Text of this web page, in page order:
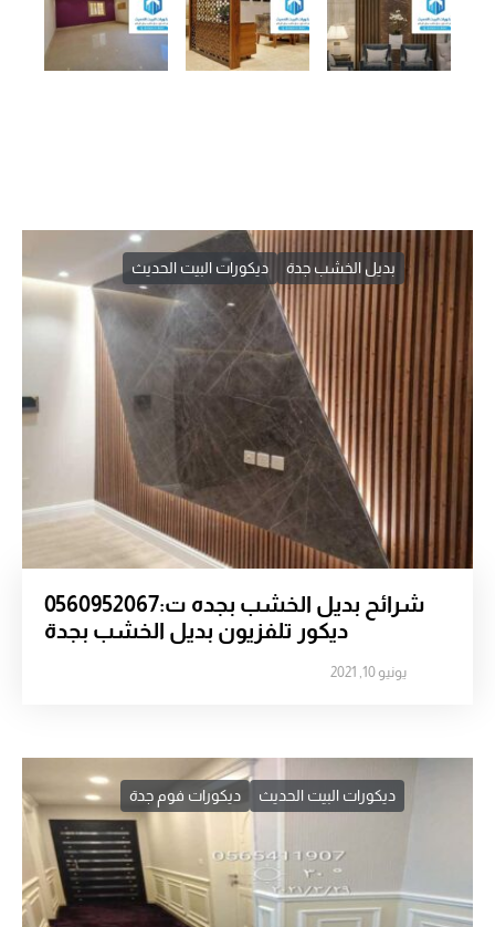
بديل الخشب جدة ديكورات البيت الحديث
شرائح بديل الخشب بجده ت:0560952067
ديكور تلفزيون بديل الخشب بجدة
يونيو 10, 2021
ديكورات البيت الحديث ديكورات فوم جدة